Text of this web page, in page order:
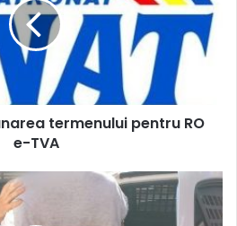
termenului pentru RO
e-TVA